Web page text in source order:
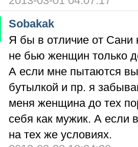
Sobakak
Я бы в отличие от Сани
не бью женщин только
А если мне пытаются
бутылкой и пр. я
меня женщина до тех
себя как мужик. А если
на тех же условиях.